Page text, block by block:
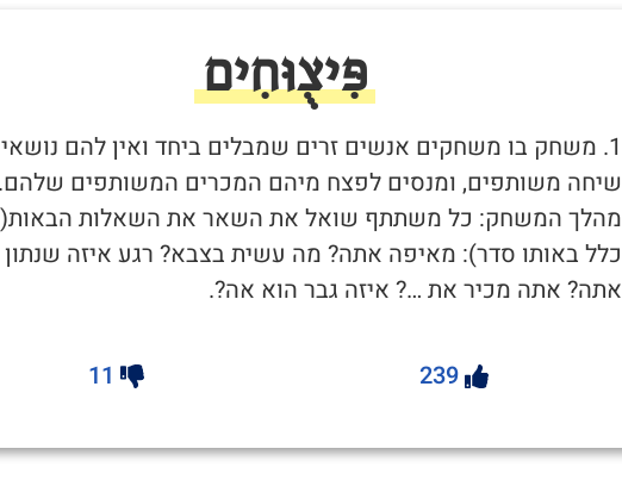
פִּיצֻוּחִים
1. משחק בו משחקים אנשים זרים שמבלים ביחד ואין להם נושאי
שיחה משותפים, ומנסים לפצח מיהם המכרים המשותפים
מהלך המשחק: כל משתתף שואל את השאר את השאלות
כלל באותו סדר): מאיפה אתה? מה עשית בצבא? רגע איזה שנתון
אתה? אתה מכיר את …? איזה גבר הוא אה?.
239
11